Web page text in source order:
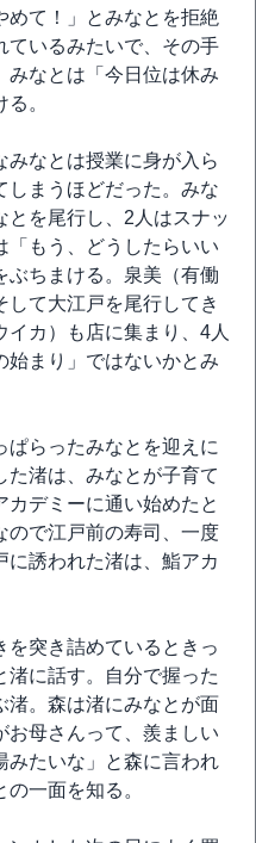
めて！」とみなとを拒絶
ているみたいで、その手
みなとは「今日位は休み
。
みなとは授業に身が入ら
しまうほどだった。みな
とを尾行し、2人はスナッ
「もう、どうしたらいい
ぶちまける。泉美（有働
して大江戸を尾行してき
カ）も店に集まり、4人
始まり」ではないかとみ
ぱらったみなとを迎えに
た渚は、みなとが子育て
カデミーに通い始めたと
ので江戸前の寿司、一度
に誘われた渚は、鮨アカ
を突き詰めているときっ
渚に話す。自分で握った
渚。森は渚にみなとが面
お母さんって、羨ましい
みたいな」と森に言われ
一面を知る。